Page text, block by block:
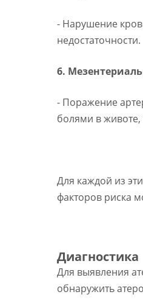
- Нарушение
недостаточности.
6.
- Поражение
болями в
Для каждой из
факторов риска
Диагностика
Для выявления
обнаружить